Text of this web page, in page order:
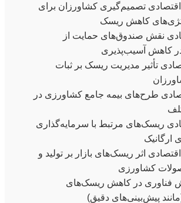
تصمیم‌گیری کشاورزان برای
کاهش ریسک
نقش صندوق‌های حمایت از
کاهش آسیب‌پذیری
تأثیر مدیریت ریسک بر ثبات
طرح‌های بیمه جامع کشاورزی در
ریسک‌های مرتبط با سرمایه‌گذاری
ارگانیک
اثر ریسک‌های بازار بر تولید و
کشاورزی
فناوری در کاهش ریسک‌های
پیش‌بینی‌های دقیق)